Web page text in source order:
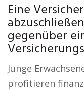
Eine
gegenüber
Junge
profitieren